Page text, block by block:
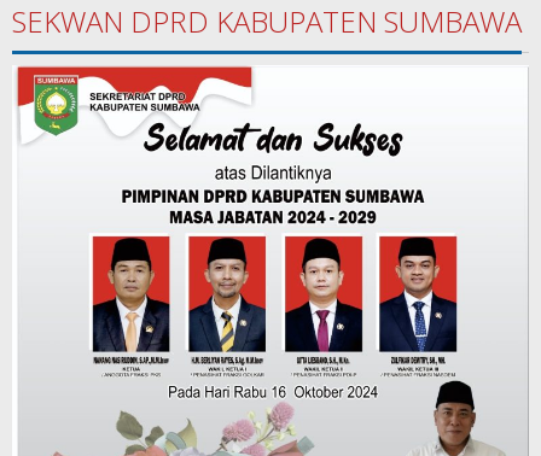
SEKWAN DPRD KABUPATEN SUMBAWA